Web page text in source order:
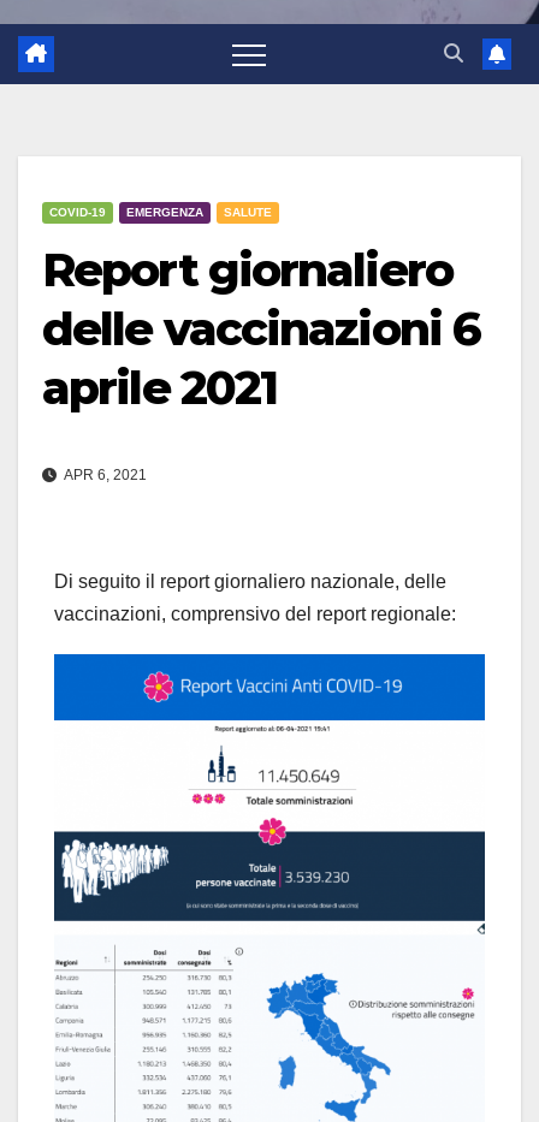
COVID-19 EMERGENZA SALUTE
Report giornaliero
delle vaccinazioni 6
aprile 2021
APR 6, 2021
Di seguito il report giornaliero nazionale, delle
vaccinazioni, comprensivo del report regionale: